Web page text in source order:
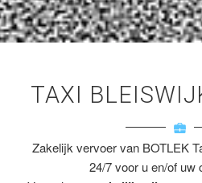
TAXI
Zakelijk vervoer van BOTLEK
24/7 voor u en/of uw